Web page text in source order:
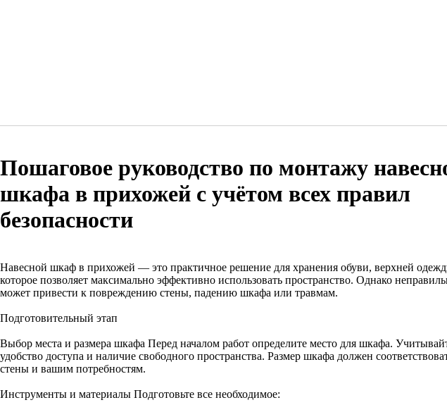
Пошаговое руководство по монтажу
шкафа в прихожей с учётом всех правил
безопасности
Навесной шкаф в прихожей — это практичное решение для хранения обуви, верхней
которое позволяет максимально эффективно использовать пространство. Однако
может привести к повреждению стены, падению шкафа или травмам.
Подготовительный этап
Выбор места и размера шкафа Перед началом работ определите место для шкафа.
удобство доступа и наличие свободного пространства. Размер шкафа должен
стены и вашим потребностям.
Инструменты и материалы Подготовьте все необходимое: